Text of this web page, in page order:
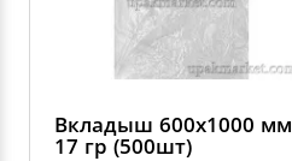
Вкладыш 600х1000 мм
17 гр (500шт)